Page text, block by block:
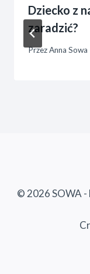
Dziecko z
zaradzić?
PrzezAnna Sowa
© 2026 SOWA -